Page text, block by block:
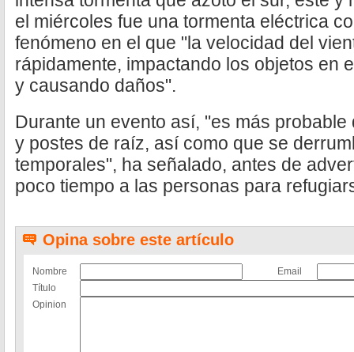
el miércoles fue una tormenta eléctrica
fenómeno en el que "la velocidad del
rápidamente, impactando los objetos en
y causando daños".
Durante un evento así, "es más
y postes de raíz, así como que se
temporales", ha señalado, antes de
poco tiempo a las personas para
Opina sobre este artículo
Nombre
Email
Título
Opinion